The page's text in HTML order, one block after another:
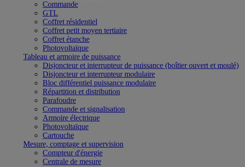
Commande
GTL
Coffret résidentiel
Coffret petit moyen tertiaire
Coffret étanche
Photovoltaïque
Tableau et armoire de puissance
Disjoncteur et interrupteur de puissance (boîtier ouvert et moulé)
Disjoncteur et interrupteur modulaire
Bloc différentiel puissance modulaire
Répartition et distribution
Parafoudre
Commande et signalisation
Armoire électrique
Photovoltaïque
Cartouche
Mesure, comptage et supervision
Compteur d'énergie
Centrale de mesure